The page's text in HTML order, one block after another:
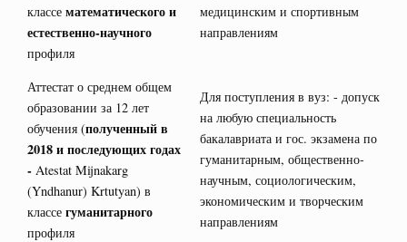
классе математического и
естественно-научного
профиля
медицинским и спортивным
направлениям
Аттестат о среднем общем
образовании за 12 лет
обучения (полученный в
2018 и последующих годах
- Atestat Mijnakarg
(Yndhanur) Krtutyan) в
классе гуманитарного
профиля
Для поступления в вуз: - допуск
на любую специальность
бакалавриата и гос. экзамена по
гуманитарным, общественно-
научным, социологическим,
экономическим и творческим
направлениям